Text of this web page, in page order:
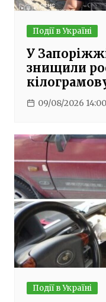
Події в Україні
У
знищили
09/08/2026 14:00
Події в Україні